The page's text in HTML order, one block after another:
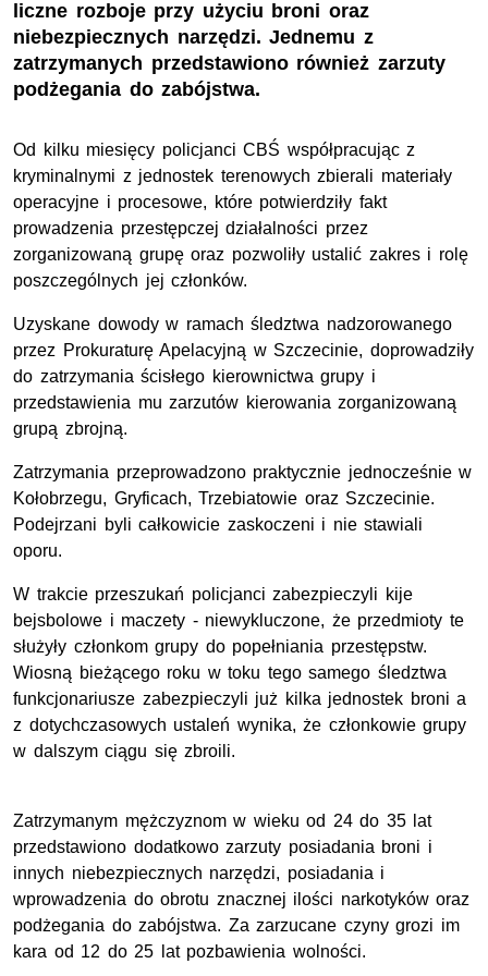
liczne rozboje przy użyciu broni oraz
niebezpiecznych narzędzi. Jednemu z
zatrzymanych przedstawiono również zarzuty
podżegania do zabójstwa.
Od kilku miesięcy policjanci CBŚ współpracując z
kryminalnymi z jednostek terenowych zbierali materiały
operacyjne i procesowe, które potwierdziły fakt
prowadzenia przestępczej działalności przez
zorganizowaną grupę oraz pozwoliły ustalić zakres i rolę
poszczególnych jej członków.
Uzyskane dowody w ramach śledztwa nadzorowanego
przez Prokuraturę Apelacyjną w Szczecinie, doprowadziły
do zatrzymania ścisłego kierownictwa grupy i
przedstawienia mu zarzutów kierowania zorganizowaną
grupą zbrojną.
Zatrzymania przeprowadzono praktycznie jednocześnie w
Kołobrzegu, Gryficach, Trzebiatowie oraz Szczecinie.
Podejrzani byli całkowicie zaskoczeni i nie stawiali
oporu.
W trakcie przeszukań policjanci zabezpieczyli kije
bejsbolowe i maczety - niewykluczone, że przedmioty te
służyły członkom grupy do popełniania przestępstw.
Wiosną bieżącego roku w toku tego samego śledztwa
funkcjonariusze zabezpieczyli już kilka jednostek broni a
z dotychczasowych ustaleń wynika, że członkowie grupy
w dalszym ciągu się zbroili.
Zatrzymanym mężczyznom w wieku od 24 do 35 lat
przedstawiono dodatkowo zarzuty posiadania broni i
innych niebezpiecznych narzędzi, posiadania i
wprowadzenia do obrotu znacznej ilości narkotyków oraz
podżegania do zabójstwa. Za zarzucane czyny grozi im
kara od 12 do 25 lat pozbawienia wolności.